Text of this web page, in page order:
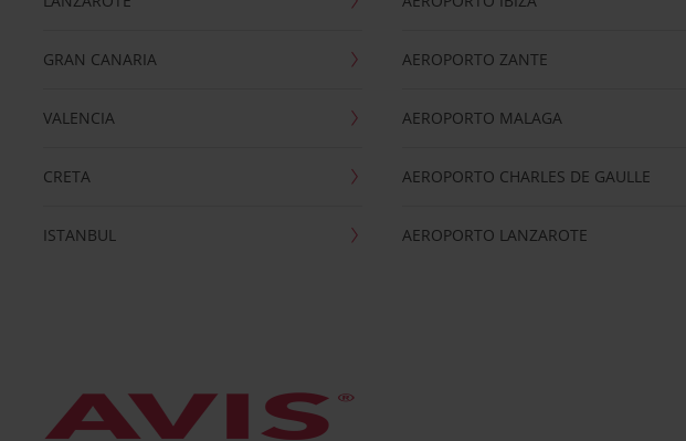
GRAN CANARIA
VALENCIA
CRETA
ISTANBUL
AEROPORTO ZANTE
AEROPORTO MALAGA
AEROPORTO CHARLES DE GAULLE
AEROPORTO LANZAROTE